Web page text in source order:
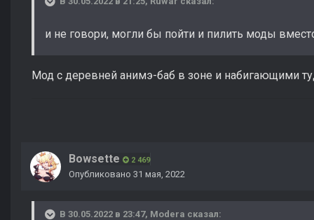
и не говори, могли бы пойти и пилить моды
Мод с деревней анимэ-баб в зоне и набигающими
Bowsette 2 469
Опубликовано 31 мая, 2022
В 30.05.2022 в 23:47, Modera сказал: